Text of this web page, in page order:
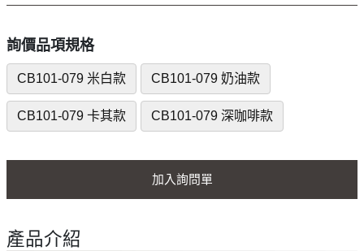
詢價品項規格
CB101-079 米白款 CB101-079 奶油款
CB101-079 卡其款 CB101-079 深咖啡款
加入詢問單
產品介紹